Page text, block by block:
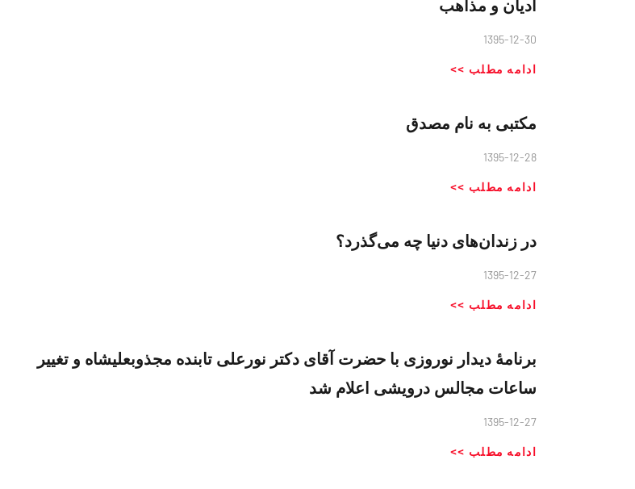
1395-12-30
ادامه مطلب >>
مكتبی به نام مصدق
1395-12-28
ادامه مطلب >>
در زندان‌های دنیا چه می‌گذرد؟
1395-12-27
ادامه مطلب >>
برنامهٔ دیدار نوروزی با حضرت آقای دکتر نورعلی تابنده مجذوبعليشاه و تغییر
ساعات مجالس درویشی اعلام شد
1395-12-27
ادامه مطلب >>